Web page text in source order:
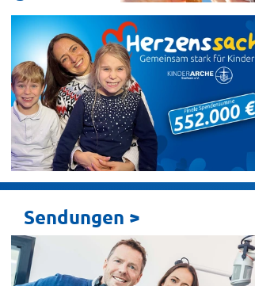
Sendungen >